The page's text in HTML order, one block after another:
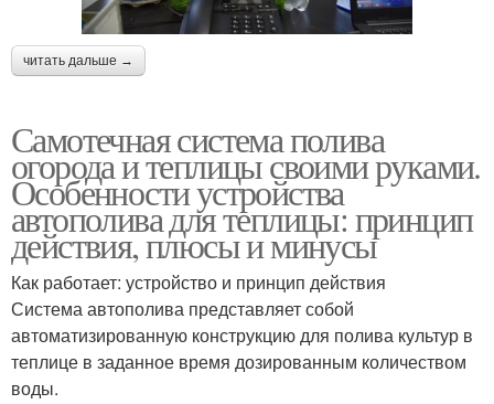
читать дальше →
Самотечная система полива
огорода и теплицы своими руками.
Особенности устройства
автополива для теплицы: принцип
действия, плюсы и минусы
Как работает: устройство и принцип действия
Система автополива представляет собой
автоматизированную конструкцию для полива культур в
теплице в заданное время дозированным количеством
воды.